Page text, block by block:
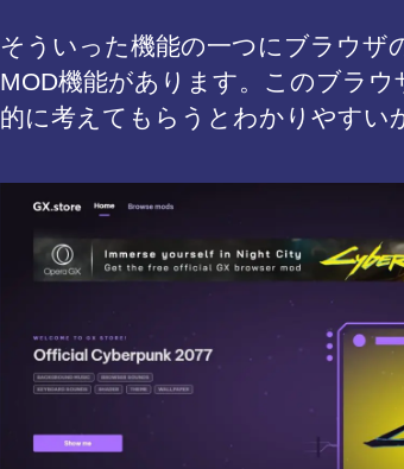
そういった機能の一つにブラウザ
MOD機能があります。このブラウ
的に考えてもらうとわかりやすい